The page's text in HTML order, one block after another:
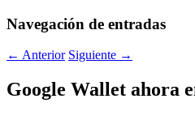
Navegación de entradas
← Anterior Siguiente →
Google Wallet ahora